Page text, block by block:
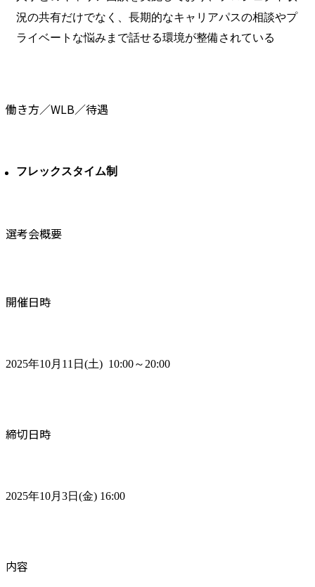
況の共有だけでなく、長期的なキャリアパスの相談やプ
ライベートな悩みまで話せる環境が整備されている
働き方／WLB／待遇
フレックスタイム制
選考会概要
開催日時
2025年10月11日(土)  10:00～20:00
締切日時
2025年10月3日(金) 16:00
内容